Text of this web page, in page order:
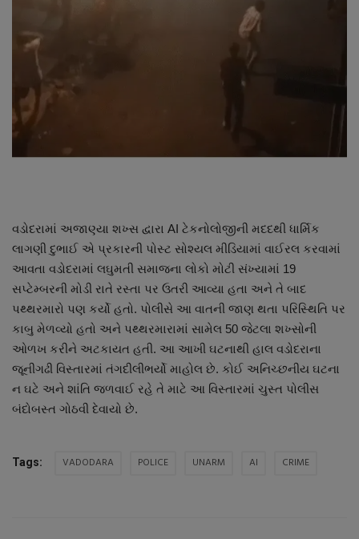
Contact
Dipotsav Special
આંતરરાષ્ટ્રીય
જુનાગઢ
Support US
બજારના સમાચાર
નાણાંકીય સમાચાર
સ્થાનિક સમાચાર
સ્પોર્ટ્સ
વડોદરામાં અજાણ્યા શખ્સ દ્વારા AI ટેકનોલોજીની મદદથી ધાર્મિક
લાગણી દુભાઈ એ પ્રકારની પોસ્ટ સોશ્યલ મીડિયામાં વાઈરલ કરવામાં
આવતા વડોદરામાં લઘુમતી સમાજના લોકો મોટી સંખ્યામાં 19
સપ્ટેમ્બરની મોડી રાતે રસ્તા પર ઉતરી આવ્યા હતા અને તે બાદ
પથ્થરમારો પણ કર્યો હતો. પોલીસે આ વાતની જાણ થતા પરિસ્થિતિ પર
કાબુ મેળવ્યો હતો અને પથ્થરમારામાં સામેલ 50 જેટલા શખ્સોની
ઓળખ કરીને અટકાયત હતી. આ આખી ઘટનાથી હાલ વડોદરાના
જૂનીગઢી વિસ્તારમાં તંગદીલીભર્યો માહોલ છે. કોઈ અનિચ્છનીય ઘટના
ન ઘટે અને શાંતિ જળવાઈ રહે તે માટે આ વિસ્તારમાં ચુસ્ત પોલીસ
બંદોબસ્ત ગોઠવી દેવાયો છે.
Tags: VADODARA POLICE UNARM AI CRIME